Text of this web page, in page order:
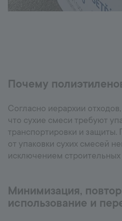
Почему
Согласно иерархии
что сухие смеси требуют
транспортировки и защиты.
от упаковки сухих смесей
исключением строительных
Минимизация,
использование и